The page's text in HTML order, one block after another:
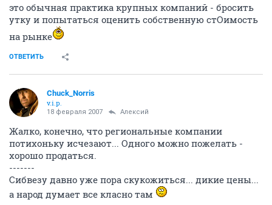
это обычная практика крупных компаний - бросить
утку и попытаться оценить собственную стОимость
на рынке
ОТВЕТИТЬ
Chuck_Norris
v.i.p.
18 февраля 2007 Алексий
Жалко, конечно, что региональные компании
потихоньку исчезают... Одного можно пожелать -
хорошо продаться.
-------
Сибвезу давно уже пора скукожиться... дикие цены...
а народ думает все класно там